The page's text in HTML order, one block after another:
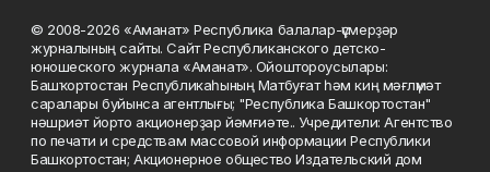
© 2008-2026 «Аманат» Республика балалар-үҫмерҙәр
журналының сайты. Сайт Республиканского детско-
юношеского журнала «Аманат». Ойоштороусылары:
Башҡортостан Республикаһының Матбуғат һәм киң мәғлүмәт
саралары буйынса агентлығы; "Республика Башкортостан"
нәшриәт йорто акционерҙар йәмғиәте.. Учредители: Агентство
по печати и средствам массовой информации Республики
Башкортостан; Акционерное общество Издательский дом